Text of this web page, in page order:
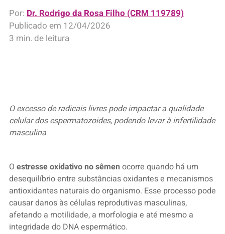
Por: Dr. Rodrigo da Rosa Filho (CRM 119789)
Publicado em 12/04/2026
3 min. de leitura
O excesso de radicais livres pode impactar a qualidade
celular dos espermatozoides, podendo levar à infertilidade
masculina
O estresse oxidativo no sêmen ocorre quando há um
desequilíbrio entre substâncias oxidantes e mecanismos
antioxidantes naturais do organismo. Esse processo pode
causar danos às células reprodutivas masculinas,
afetando a motilidade, a morfologia e até mesmo a
integridade do DNA espermático.